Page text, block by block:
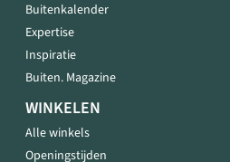
Buitenkalender
Expertise
Inspiratie
Buiten. Magazine
WINKELEN
Alle winkels
Openingstijden